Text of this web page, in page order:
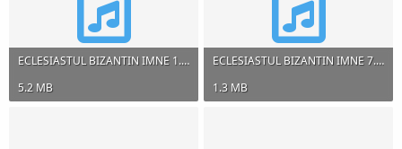
ECLESIASTUL BIZANTIN IMNE 1.mp3
5.2 MB
ECLESIASTUL BIZANTIN IMNE 7.mp3
1.3 MB